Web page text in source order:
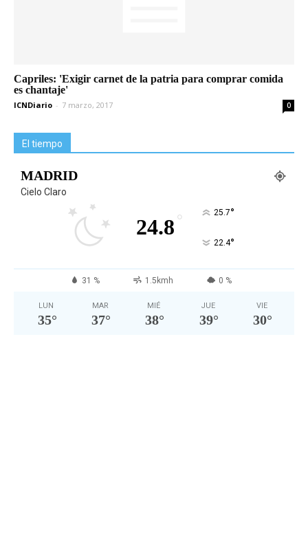
Capriles: 'Exigir carnet de la patria para comprar comida
es chantaje'
ICNDiario - 7 marzo, 2017 0
El tiempo
MADRID
Cielo Claro
24.8 ° 25.7°
22.4°
31 % 1.5kmh 0 %
LUN
35°
MAR
37°
MIÉ
38°
JUE
39°
VIE
30°